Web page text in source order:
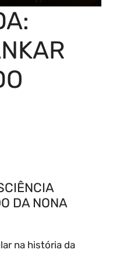
DA NONA
na história da